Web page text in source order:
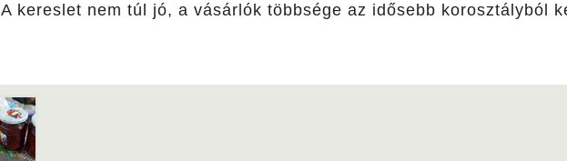
A kereslet nem túl jó, a vásárlók többsége az idősebb korosztályból